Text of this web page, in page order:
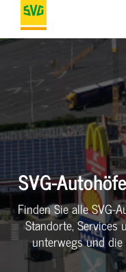
SVG-
Finden Sie alle SVG-
Standorte, Services
unterwegs und